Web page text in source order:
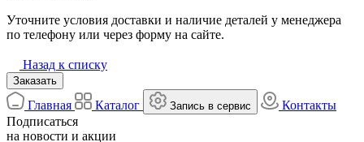
Уточните условия доставки и наличие деталей у менеджера
по телефону или через форму на сайте.
Назад к списку
Заказать
Главная Каталог Запись в сервис
Контакты
Подписаться
на новости и акции